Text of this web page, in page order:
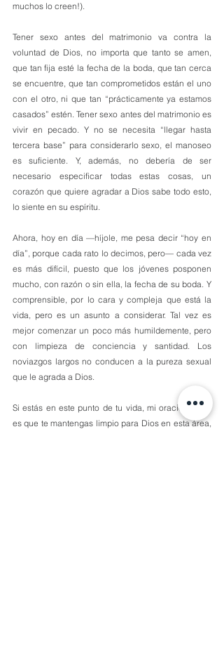
muchos lo creen!).
Tener sexo antes del matrimonio va contra la
voluntad de Dios, no importa que tanto se amen,
que tan fija esté la fecha de la boda, que tan cerca
se encuentre, que tan comprometidos están el uno
con el otro, ni que tan “prácticamente ya estamos
casados” estén. Tener sexo antes del matrimonio es
vivir en pecado. Y no se necesita “llegar hasta
tercera base” para considerarlo sexo, el manoseo
es suficiente. Y, además, no debería de ser
necesario especificar todas estas cosas, un
corazón que quiere agradar a Dios sabe todo esto,
lo siente en su espíritu.
Ahora, hoy en día —híjole, me pesa decir “hoy en
día”, porque cada rato lo decimos, pero— cada vez
es más difícil, puesto que los jóvenes posponen
mucho, con razón o sin ella, la fecha de su boda. Y
comprensible, por lo cara y compleja que está la
vida, pero es un asunto a considerar. Tal vez es
mejor comenzar un poco más humildemente, pero
con limpieza de conciencia y santidad. Los
noviazgos largos no conducen a la pureza sexual
que le agrada a Dios.
Si estás en este punto de tu vida, mi oración por ti
es que te mantengas limpio para Dios en esta área,